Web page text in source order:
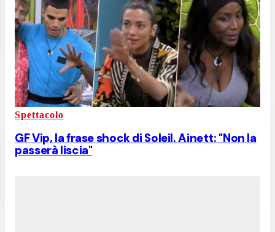
Spettacolo
GF Vip, la frase shock di Soleil. Ainett: "Non la
passerà liscia"